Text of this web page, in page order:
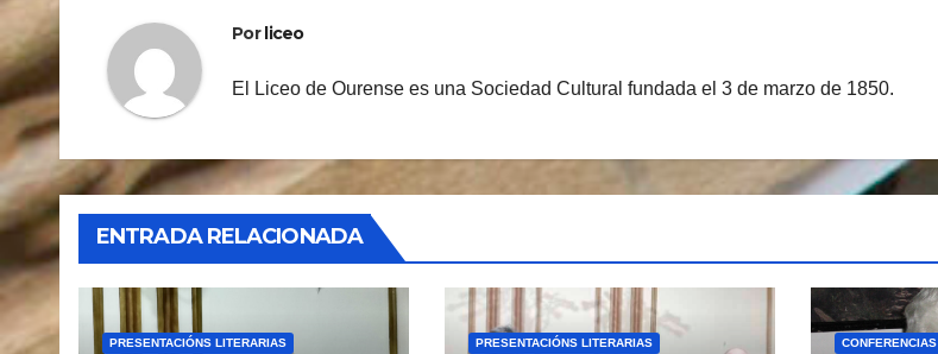
Por liceo
El Liceo de Ourense es una Sociedad Cultural fundada el 3 de marzo de 1850.
ENTRADA RELACIONADA
PRESENTACIÓNS LITERARIAS PRESENTACIÓNS LITERARIAS CONFERENCIAS